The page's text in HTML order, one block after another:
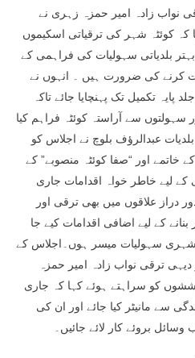
نواب زادہ امیر حمزہ زہری نے
کوئٹہ شہر کی ترقیاتی اسکیموں
بلدیاتی سہولیات کی فراہمی کے
کرنے کی ضرورت ہیں ۔ انہوں نے
پایہ تکمیل تک پہنچایا جائے تاکہ
سے آراستہ کوئٹہ فراہم کیا
عبدالرؤف بلوچ نے اجلاس کو
خاتمے اور “صفا کوئٹہ منصوبے” کے
لیے خاطر خواہ اقدامات جاری
دراز علاقوں میں بھی ترقی اور
کے لیے اضافی اقدامات کیے جا
شہری سہولیات میسر ہوں۔اجلاس کے
دیہی ترقی نواب زادہ امیر حمزہ
کو سراہتے ہوئے کہا کہ جاری
سے مانیٹر کیا جائے اور ان کی
بروئے کار لائے جائیں۔